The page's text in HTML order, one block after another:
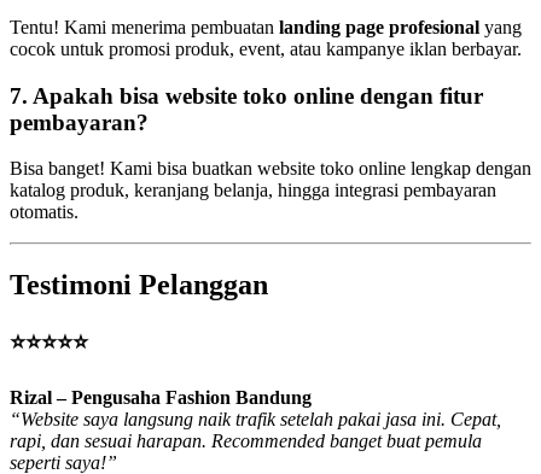
Tentu! Kami menerima pembuatan landing page profesional yang
cocok untuk promosi produk, event, atau kampanye iklan berbayar.
7. Apakah bisa website toko online dengan fitur
pembayaran?
Bisa banget! Kami bisa buatkan website toko online lengkap dengan
katalog produk, keranjang belanja, hingga integrasi pembayaran
otomatis.
Testimoni Pelanggan
⭐⭐⭐⭐⭐
Rizal – Pengusaha Fashion Bandung
“Website saya langsung naik trafik setelah pakai jasa ini. Cepat,
rapi, dan sesuai harapan. Recommended banget buat pemula
seperti saya!”